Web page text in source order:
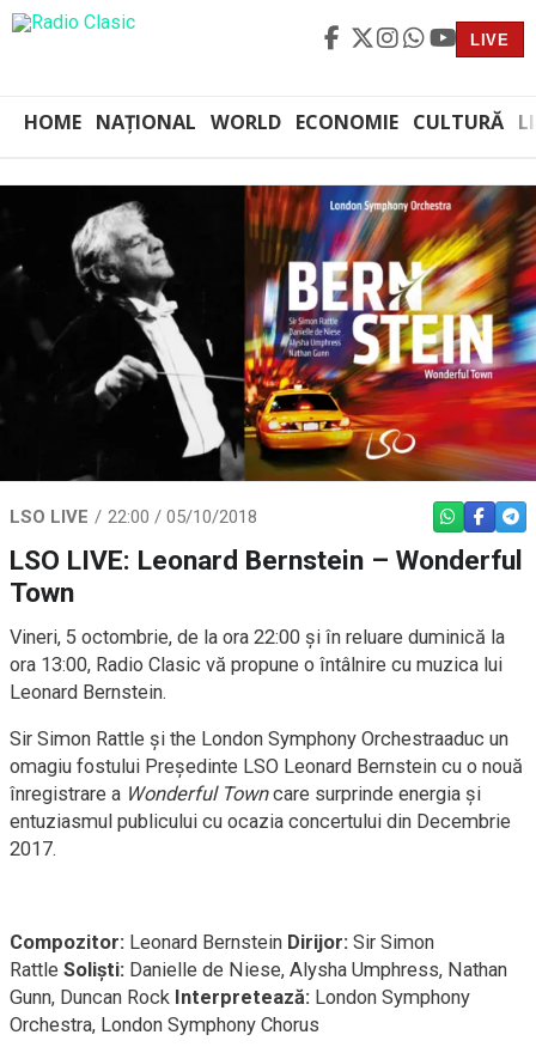
LIVE
HOME NAȚIONAL WORLD ECONOMIE CULTURĂ
LSO LIVE 22:00 / 05/10/2018 WHATSAPP
LSO LIVE: Leonard Bernstein – Wonderful
Town
Vineri, 5 octombrie, de la ora 22:00 și în reluare duminică la
ora 13:00, Radio Clasic vă propune o întâlnire cu muzica lui
Leonard Bernstein.
Sir Simon Rattle și the London Symphony Orchestraaduc un
omagiu fostului Președinte LSO Leonard Bernstein cu o nouă
înregistrare a Wonderful Towncare surprinde energia și
entuziasmul publicului cu ocazia concertului din Decembrie
2017.
Compozitor: Leonard Bernstein Dirijor: Sir Simon
Rattle Soliști: Danielle de Niese, Alysha Umphress, Nathan
Gunn, Duncan Rock Interpretează: London Symphony
Orchestra, London Symphony Chorus